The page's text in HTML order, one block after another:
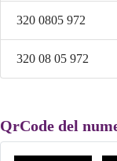
320 0805 972
320 08 05 972
QrCode del